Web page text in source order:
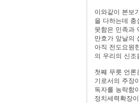
이와같이 본보
을 다하는데 충
못함은 민족과
만호가 앞날의
아직 전도요원
의 우리의 신조
첫째 무릇 언론
기로서의 주장
독자를 농락함
정치세력확장